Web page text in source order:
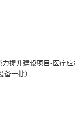
提升建设项目-医疗
一批）